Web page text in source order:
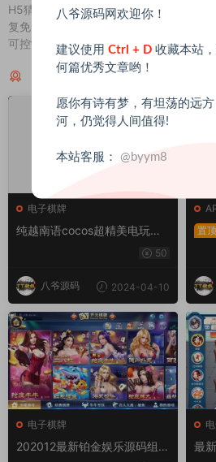
H5猜骰子游戏二次开发版源码+修
复免签约充值附带三级分销+后台
可控制+自动语音播报
运营
猜你喜欢
电子棋牌
纯越南语cocos超精美电玩游
戏3套UI/拉霸竞猜/带控制/纯50
八爷源码 2024-04-10
置顶
电子棋牌
202012最新铂金娱乐源码组件
最
八爷源码网欢迎你！
建议使用 Ctrl + D 收藏本站
何篇优秀文章哟！
愿你有诗有梦，有坦荡的远
河，仍觉得人间值得!
本站客服： @byym8